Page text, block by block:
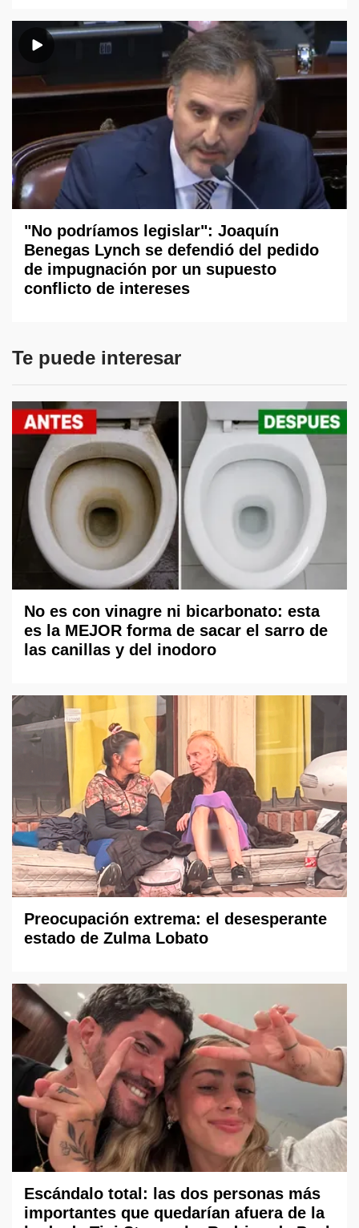
"No podríamos legislar": Joaquín
Benegas Lynch se defendió del pedido
de impugnación por un supuesto
conflicto de intereses
Te puede interesar
No es con vinagre ni bicarbonato: esta
es la MEJOR forma de sacar el sarro de
las canillas y del inodoro
Preocupación extrema: el desesperante
estado de Zulma Lobato
Escándalo total: las dos personas más
importantes que quedarían afuera de la